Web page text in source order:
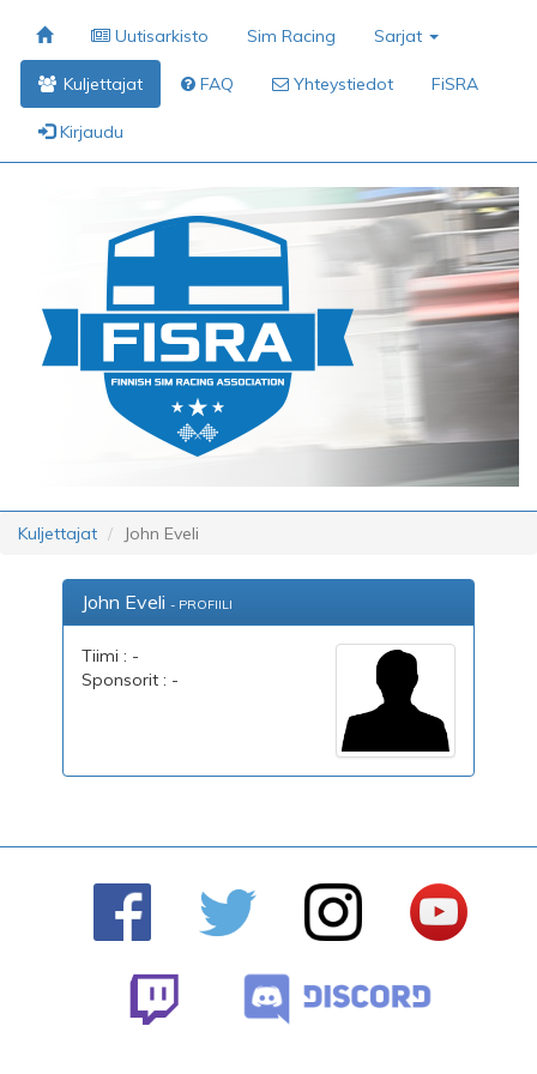
Uutisarkisto Sim Racing Sarjat
Kuljettajat FAQ Yhteystiedot FiSRA
Kirjaudu
Kuljettajat John Eveli
John Eveli - PROFIILI
Tiimi : -
Sponsorit : -